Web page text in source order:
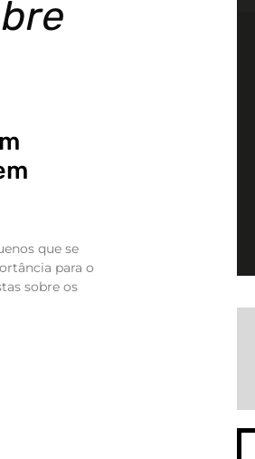
que se
para o
sobre os